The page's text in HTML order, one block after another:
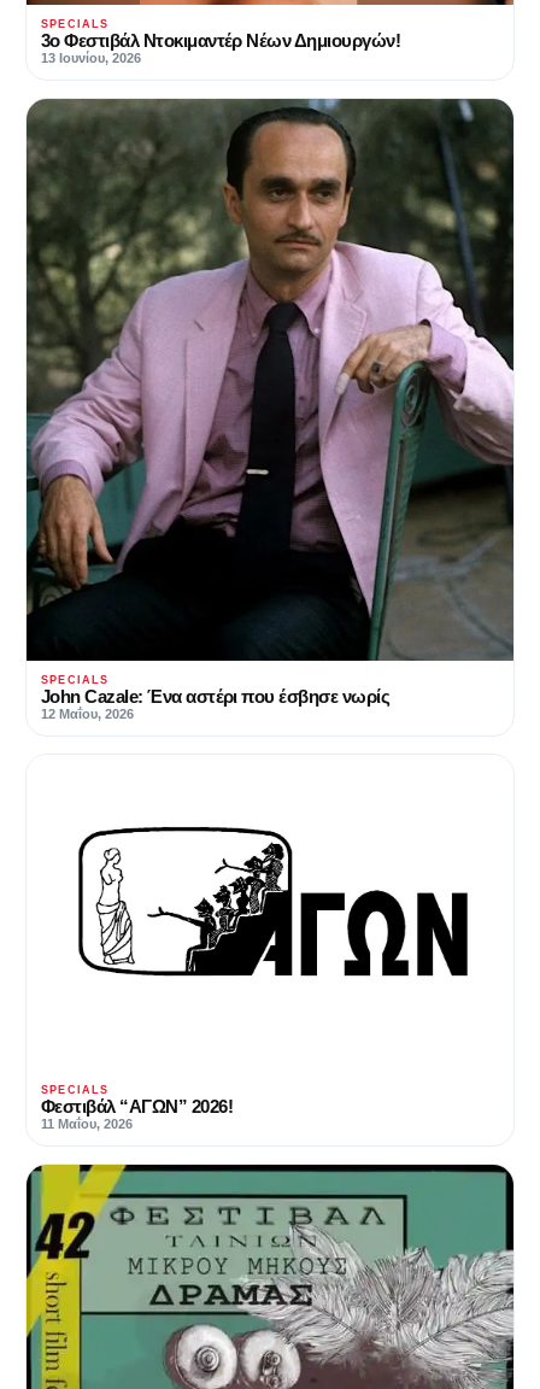
SPECIALS
3ο Φεστιβάλ Ντοκιμαντέρ Νέων Δημιουργών!
13 Ιουνίου, 2026
SPECIALS
John Cazale: Ένα αστέρι που έσβησε νωρίς
12 Μαΐου, 2026
SPECIALS
Φεστιβάλ “ΑΓΩΝ” 2026!
11 Μαΐου, 2026